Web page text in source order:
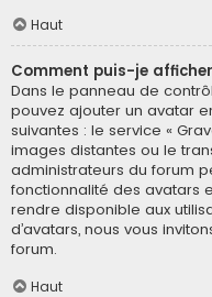
Haut
Comment puis-je
Dans le panneau de
pouvez ajouter un avatar
suivantes : le service «
images distantes ou le
administrateurs du forum
fonctionnalité des avatars
rendre disponible aux
d’avatars, nous vous
forum.
Haut